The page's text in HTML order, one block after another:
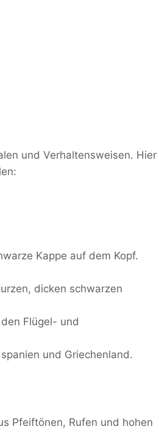
und Verhaltensweisen. Hier
Kappe auf dem Kopf.
dicken schwarzen
Flügel- und
und Griechenland.
Pfeiftönen, Rufen und hohen